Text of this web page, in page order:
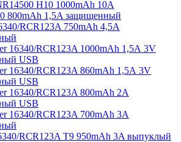
H10 1000mAh 10А
800mAh 1,5A защищенный
RCR123A 750mAh 4,5A
16340/RCR123A 1000mAh 1,5А 3V
USB
16340/RCR123A 860mAh 1,5А 3V
USB
16340/RCR123A 800mAh 2А
USB
16340/RCR123A 700mAh 3A
RCR123A T9 950mAh 3A выпуклый